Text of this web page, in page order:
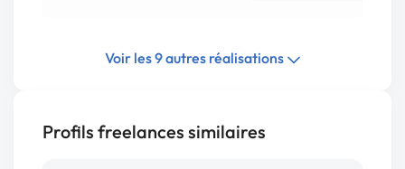
Voir les 9 autres réalisations
Profils freelances similaires